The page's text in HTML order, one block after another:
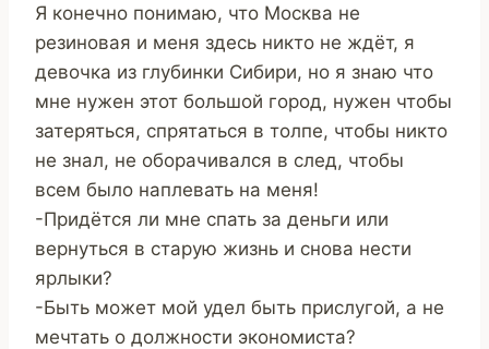
Я конечно понимаю, что Москва не
резиновая и меня здесь никто не ждёт, я
девочка из глубинки Сибири, но я знаю что
мне нужен этот большой город, нужен чтобы
затеряться, спрятаться в толпе, чтобы никто
не знал, не оборачивался в след, чтобы
всем было наплевать на меня!
-Придётся ли мне спать за деньги или
вернуться в старую жизнь и снова нести
ярлыки?
-Быть может мой удел быть прислугой, а не
мечтать о должности экономиста?